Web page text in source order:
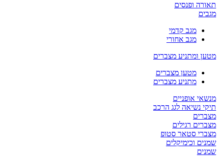
תאורה ופנסים
מגבים
מגב קדמי
מגב אחורי
מטען ומתניע מצברים
מטען מצברים
מתניע מצברים
מנשאי אופניים
תיקי נשיאה לגג הרכב
מצברים
מצברים רגילים
מצברי סטאר סטופ
שמנים וכימיקלים
שמנים